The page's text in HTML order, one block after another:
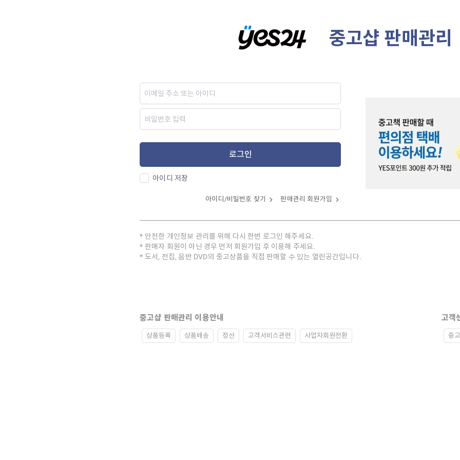
중고샵 판매관리
로그인
아이디 저장
아이디/비밀번호 찾기 판매관리 회원가입
안전한 개인정보 관리를 위해 다시 한번 로그인 해주세요.
판매자 회원이 아닌 경우 먼저 회원가입 후 이용해 주세요.
도서, 전집, 음반 DVD의 중고상품을 직접 판매할 수 있는 열린공간입니다.
중고샵 판매관리 이용안내
상품등록 상품배송 정산 고객서비스관련 사업자회원전환
고객
중